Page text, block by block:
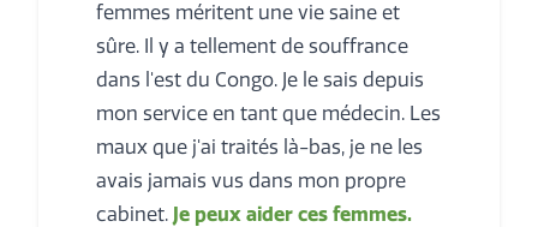
femmes méritent une vie saine et
sûre. Il y a tellement de souffrance
dans l'est du Congo. Je le sais depuis
mon service en tant que médecin. Les
maux que j'ai traités là-bas, je ne les
avais jamais vus dans mon propre
cabinet. Je peux aider ces femmes.